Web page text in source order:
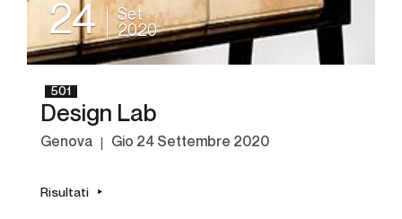
24
Set
2020
501
Design Lab
Genova gio 24 Settembre 2020
Risultati